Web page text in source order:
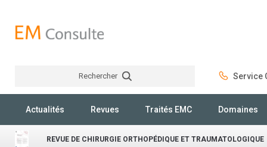
Rechercher Service
Actualités Revues Traités EMC Domaines
REVUE DE CHIRURGIE ORTHOPÉDIQUE ET TRAUMATOLOGIQUE